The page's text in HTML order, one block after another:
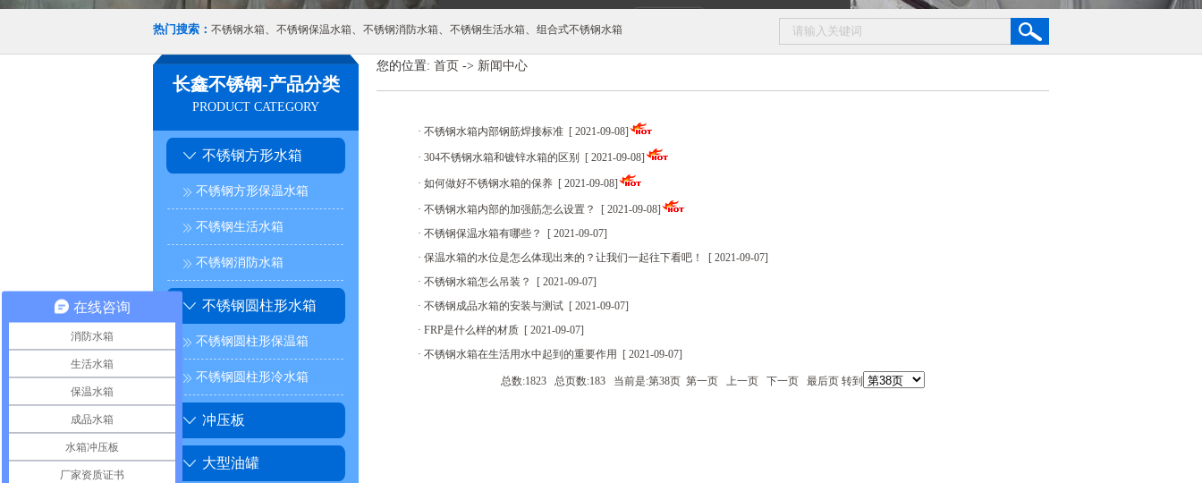
热门搜索： 不锈钢水箱、 不锈钢保温水箱、 不锈钢消防水箱、 不锈钢生活水箱、 组合式不锈钢水箱
长鑫不锈钢-产品分类
PRODUCT CATEGORY
不锈钢方形水箱
不锈钢方形保温水箱
不锈钢生活水箱
不锈钢消防水箱
不锈钢圆柱形水箱
不锈钢圆柱形保温箱
不锈钢圆柱形冷水箱
冲压板
大型油罐
您的位置: 首页 -> 新闻中心
· 不锈钢水箱内部钢筋焊接标准 [ 2021-09-08]
· 304不锈钢水箱和镀锌水箱的区别 [ 2021-09-08]
· 如何做好不锈钢水箱的保养 [ 2021-09-08]
· 不锈钢水箱内部的加强筋怎么设置？ [ 2021-09-08]
· 不锈钢保温水箱有哪些？ [ 2021-09-07]
· 保温水箱的水位是怎么体现出来的？让我们一起往下看吧！ [ 2021-09-07]
· 不锈钢水箱怎么吊装？ [ 2021-09-07]
· 不锈钢成品水箱的安装与测试 [ 2021-09-07]
· FRP是什么样的材质 [ 2021-09-07]
· 不锈钢水箱在生活用水中起到的重要作用 [ 2021-09-07]
总数:1823 总页数:183 当前是:第38页 第一页 上一页 下一页 最后页 转到
在线咨询
消防水箱
生活水箱
保温水箱
成品水箱
水箱冲压板
厂家资质证书